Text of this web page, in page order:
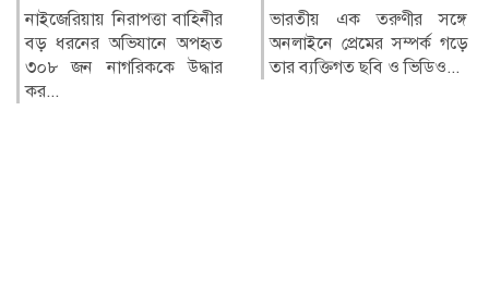
ভারতীয় এক তরুণীর সঙ্গে
অনলাইনে প্রেমের সম্পর্ক গড়ে
তার ব্যক্তিগত ছবি ও ভিডিও...
ওয়েস্ট ইন্ডিজের পোর্ট অব
স্পেনে পুরো টেস্টজুড়েই দাপট
দেখিয়েছেন স্পিনাররা। শেষ...